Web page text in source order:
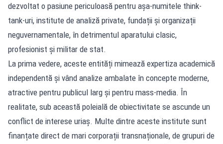
dezvoltat o pasiune periculoasă pentru așa-numitele think-
tank-uri, institute de analiză private, fundații și organizații
neguvernamentale, în detrimentul aparatului clasic,
profesionist și militar de stat.
La prima vedere, aceste entități mimează expertiza academică
independentă și vând analize ambalate în concepte moderne,
atractive pentru publicul larg și pentru mass-media. În
realitate, sub această poleială de obiectivitate se ascunde un
conflict de interese uriaș. Multe dintre aceste institute sunt
finanțate direct de mari corporații transnaționale, de grupuri de